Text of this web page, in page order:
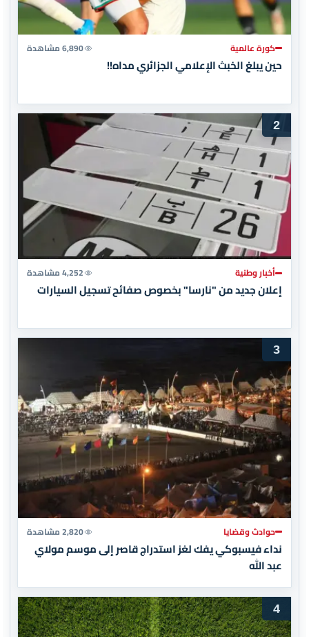
كورة عالمية 6,890 مشاهدة
حين يبلغ الخبث الإعلامي الجزائري مداه!!
2
أخبار وطنية 4,252 مشاهدة
إعلان جديد من "نارسا" بخصوص صفائح تسجيل السيارات
3
حوادث وقضايا 2,820 مشاهدة
نداء فيسبوكي يفك لغز استدراج قاصر إلى موسم مولاي
عبد الله
4